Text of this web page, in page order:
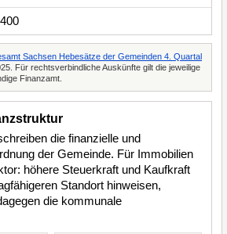
400
Sachsen Hebesätze der Gemeinden 4. Quartal
Für rechtsverbindliche Auskünfte gilt die jeweilige
Finanzamt.
die finanzielle und
der Gemeinde. Für Immobilien
höhere Steuerkraft und Kaufkraft
Standort hinweisen,
die kommunale